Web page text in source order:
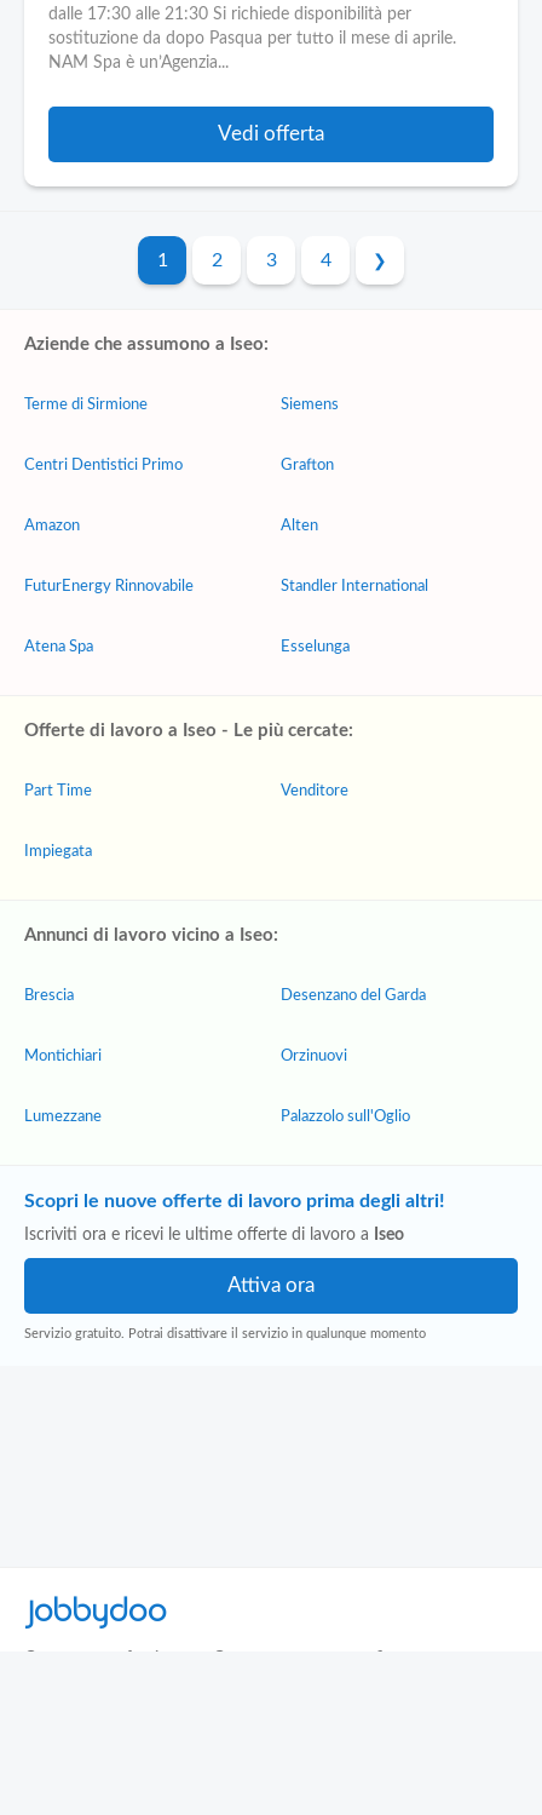
dalle 17:30 alle 21:30 Si richiede disponibilità per
sostituzione da dopo Pasqua per tutto il mese di aprile.
NAM Spa è un’Agenzia...
Vedi offerta
1 2 3 4
Aziende che assumono a Iseo:
Terme di Sirmione
Centri Dentistici Primo
Amazon
FuturEnergy Rinnovabile
Atena Spa
Siemens
Grafton
Alten
Standler International
Esselunga
Offerte di lavoro a Iseo - Le più cercate:
Part Time
Impiegata
Venditore
Annunci di lavoro vicino a Iseo:
Brescia
Montichiari
Lumezzane
Desenzano del Garda
Orzinuovi
Palazzolo sull'Oglio
Scopri le nuove offerte di lavoro prima degli altri!
Iscriviti ora e ricevi le ultime offerte di lavoro a Iseo
Servizio gratuito. Potrai disattivare il servizio in qualunque momento
Jobbydoo